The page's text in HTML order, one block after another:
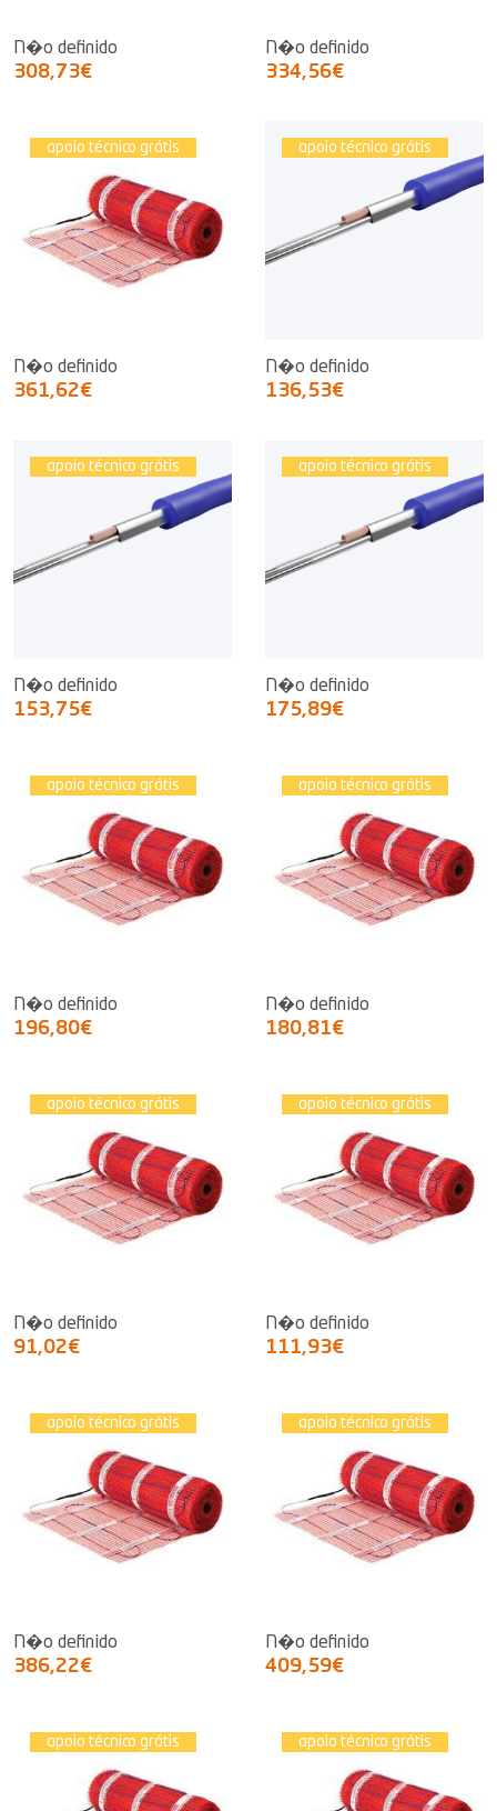
N�o definido
308,73€
N�o definido
334,56€
apoio técnico grátis
N�o definido
361,62€
apoio técnico grátis
N�o definido
136,53€
apoio técnico grátis
N�o definido
153,75€
apoio técnico grátis
N�o definido
175,89€
apoio técnico grátis
N�o definido
196,80€
apoio técnico grátis
N�o definido
180,81€
apoio técnico grátis
N�o definido
91,02€
apoio técnico grátis
N�o definido
111,93€
apoio técnico grátis
N�o definido
386,22€
apoio técnico grátis
N�o definido
409,59€
apoio técnico grátis apoio técnico grátis